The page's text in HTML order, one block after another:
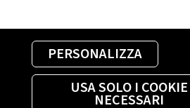
PERSONALIZZA
USA SOLO I COOKIE
NECESSARI